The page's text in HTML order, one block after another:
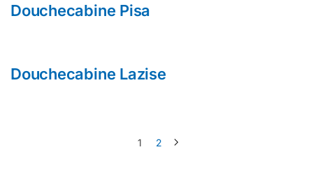
Douchecabine Pisa
Douchecabine Lazise
1 2